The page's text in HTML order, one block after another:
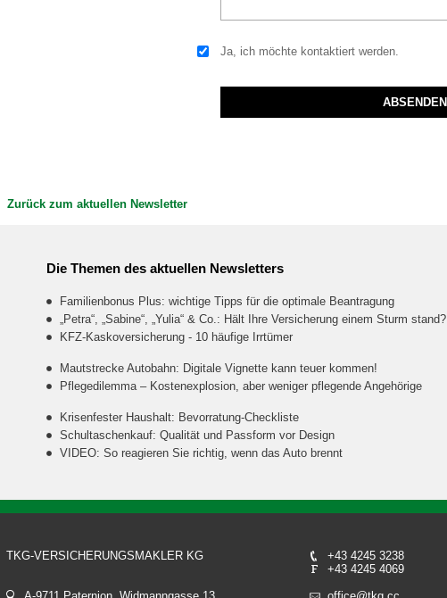
Ja, ich möchte kontaktiert werden.
Zurück zum aktuellen Newsletter
Die Themen des aktuellen Newsletters
Familienbonus Plus: wichtige Tipps für die optimale Beantragung
„Petra“, „Sabine“, „Yulia“ & Co.: Hält Ihre Versicherung einem Sturm stand?
KFZ-Kaskoversicherung - 10 häufige Irrtümer
Mautstrecke Autobahn: Digitale Vignette kann teuer kommen!
Pflegedilemma – Kostenexplosion, aber weniger pflegende Angehörige
Krisenfester Haushalt: Bevorratung-Checkliste
Schultaschenkauf: Qualität und Passform vor Design
VIDEO: So reagieren Sie richtig, wenn das Auto brennt
TKG-VERSICHERUNGSMAKLER KG
+43 4245 3238
+43 4245 4069